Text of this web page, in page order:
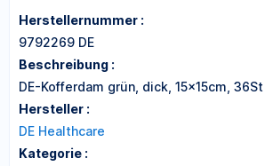
Herstellernummer :
9792269 DE
Beschreibung :
DE-Kofferdam grün, dick, 15x15cm, 36St
Hersteller :
DE Healthcare
Kategorie :